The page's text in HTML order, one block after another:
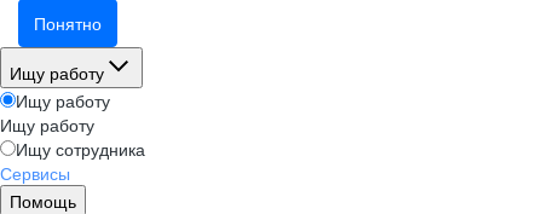
Понятно
Ищу работу
Ищу работу
Ищу работу
Ищу сотрудника
Сервисы
Помощь